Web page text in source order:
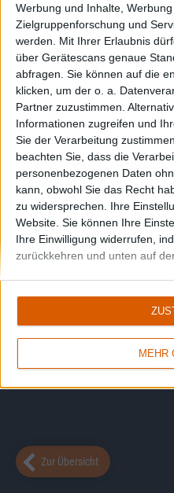
Werbung und Inhalte,
Zielgruppenforschung und
werden.
Mit Ihrer Erlaubnis
über Gerätescans genaue
abfragen. Sie können auf die
klicken, um der o. a.
Partner zuzustimmen.
Informationen zugreifen und
Sie der Verarbeitung
beachten Sie, dass die
personenbezogenen Daten
kann, obwohl Sie das Recht
zu widersprechen. Ihre
Website. Sie können Ihre
Ihre Einwilligung widerrufen,
zurückkehren und unten auf
MEHR
Zur Übersicht